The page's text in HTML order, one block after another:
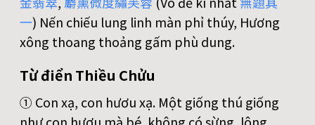
一) Nến chiếu lung linh màn phỉ thúy, Hương
xông thoang thoảng gấm phù dung.
Từ điển Thiều Chửu
① Con xạ, con hươu xạ. Một giống thú giống